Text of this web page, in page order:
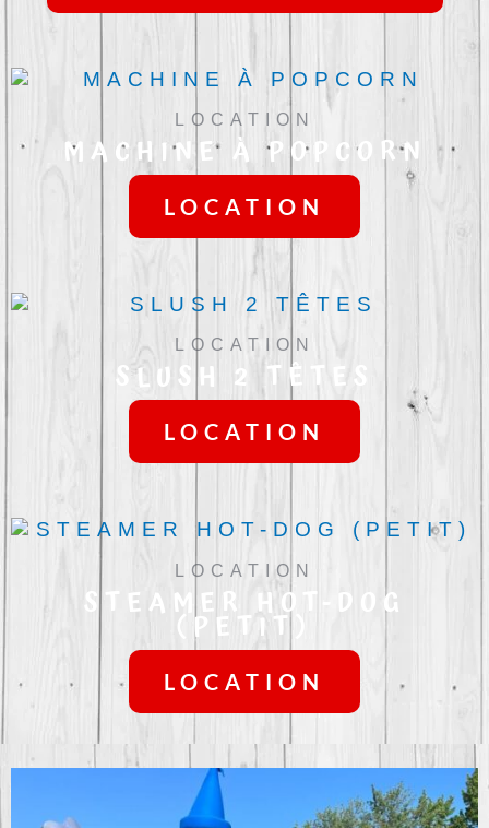
LOCATION
MACHINE À POPCORN
LOCATION
LOCATION
SLUSH 2 TÊTES
LOCATION
LOCATION
STEAMER HOT-DOG
(PETIT)
LOCATION